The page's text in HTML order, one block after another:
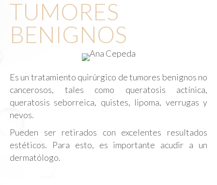
TUMORES
BENIGNOS
Es un tratamiento quirúrgico de tumores benignos no
cancerosos, tales como queratosis actínica,
queratosis seborreica, quistes, lipoma, verrugas y
nevos.
Pueden ser retirados con excelentes resultados
estéticos. Para esto, es importante acudir a un
dermatólogo.